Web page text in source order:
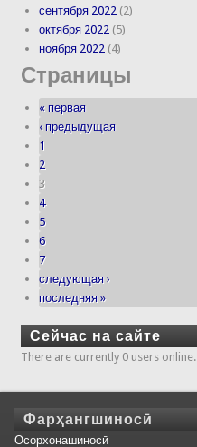
сентября 2022 (2)
октября 2022 (5)
ноября 2022 (4)
Страницы
« первая
‹ предыдущая
1
2
3
4
5
6
7
следующая ›
последняя »
Сейчас на сайте
There are currently 0 users online.
Фарҳангшиносӣ
Осорхонашиносӣ